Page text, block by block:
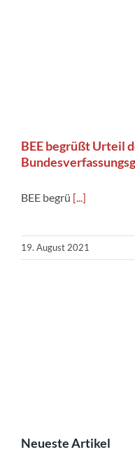
BEE begrüßt Urteil
BEE begrü [...]
19. August 2021
Neueste Artikel